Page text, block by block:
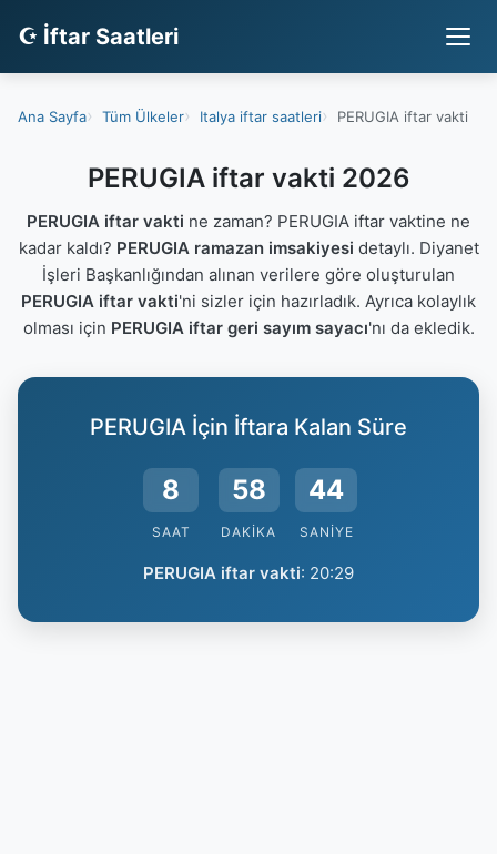
☪ İftar Saatleri
Ana Sayfa Tüm Ülkeler Italya iftar saatleri PERUGIA iftar vakti
PERUGIA iftar vakti 2026
PERUGIA iftar vakti ne zaman? PERUGIA iftar vaktine ne
kadar kaldı? PERUGIA ramazan imsakiyesi detaylı. Diyanet
İşleri Başkanlığından alınan verilere göre oluşturulan
PERUGIA iftar vakti'ni sizler için hazırladık. Ayrıca kolaylık
olması için PERUGIA iftar geri sayım sayacı'nı da ekledik.
PERUGIA İçin İftara Kalan Süre
8
SAAT
58
DAKIKA
44
SANIYE
PERUGIA iftar vakti: 20:29